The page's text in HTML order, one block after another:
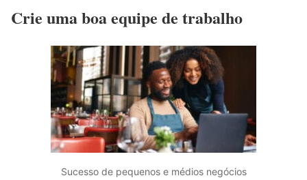
Crie uma boa equipe de trabalho
Sucesso de pequenos e médios negócios